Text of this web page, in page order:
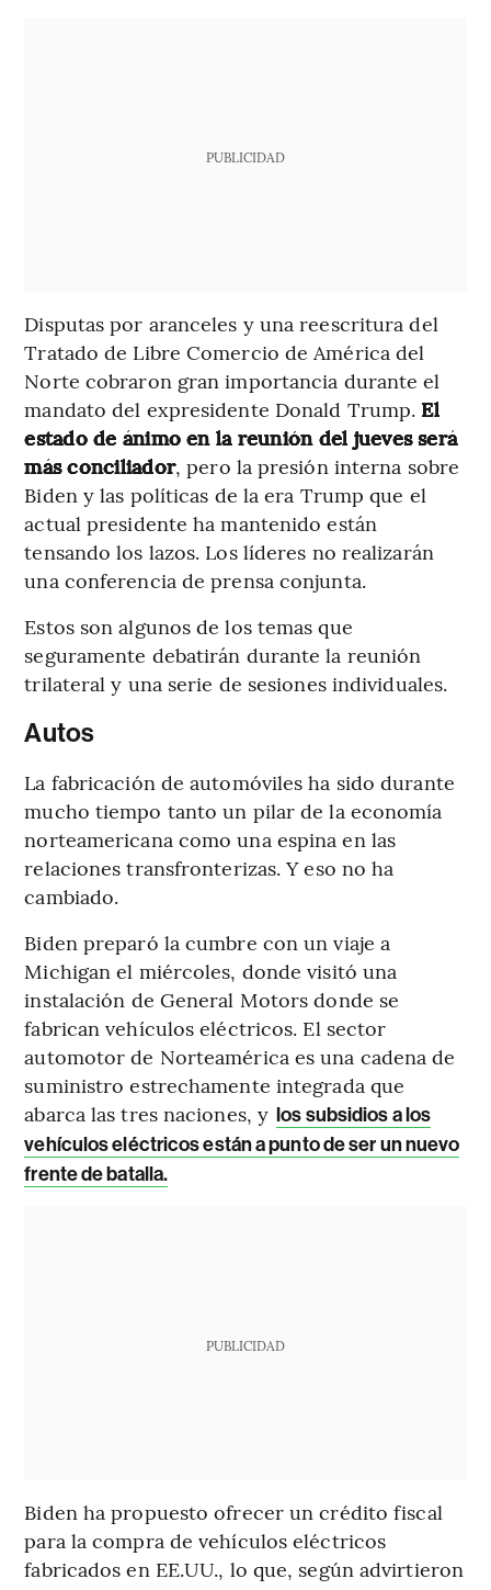
PUBLICIDAD
Disputas por aranceles y una reescritura del
Tratado de Libre Comercio de América del
Norte cobraron gran importancia durante el
mandato del expresidente Donald Trump. El
estado de ánimo en la reunión del jueves será
más conciliador, pero la presión interna sobre
Biden y las políticas de la era Trump que el
actual presidente ha mantenido están
tensando los lazos. Los líderes no realizarán
una conferencia de prensa conjunta.
Estos son algunos de los temas que
seguramente debatirán durante la reunión
trilateral y una serie de sesiones individuales.
Autos
La fabricación de automóviles ha sido durante
mucho tiempo tanto un pilar de la economía
norteamericana como una espina en las
relaciones transfronterizas. Y eso no ha
cambiado.
Biden preparó la cumbre con un viaje a
Michigan el miércoles, donde visitó una
instalación de General Motors donde se
fabrican vehículos eléctricos. El sector
automotor de Norteamérica es una cadena de
suministro estrechamente integrada que
abarca las tres naciones, y los subsidios a los
vehículos eléctricos están a punto de ser un nuevo
frente de batalla.
PUBLICIDAD
Biden ha propuesto ofrecer un crédito fiscal
para la compra de vehículos eléctricos
fabricados en EE.UU., lo que, según advirtieron